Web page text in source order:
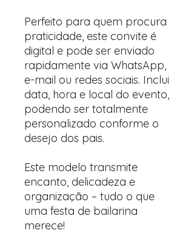
Perfeito para quem procura
praticidade, este convite é
digital e pode ser enviado
rapidamente via WhatsApp,
e-mail ou redes sociais. Inclui
data, hora e local do evento,
podendo ser totalmente
personalizado conforme o
desejo dos pais.
Este modelo transmite
encanto, delicadeza e
organização – tudo o que
uma festa de bailarina
merece!